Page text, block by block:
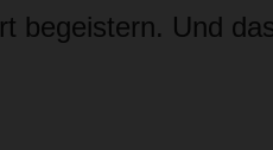
begeistern. Und